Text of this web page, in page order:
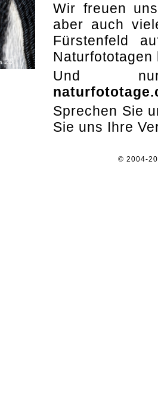
Wir freuen
aber auch
Fürstenfeld
Und
Sprechen Sie
Sie uns Ihre
© 2004-